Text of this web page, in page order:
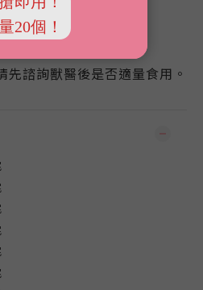
諮詢獸醫後是否適量食用。